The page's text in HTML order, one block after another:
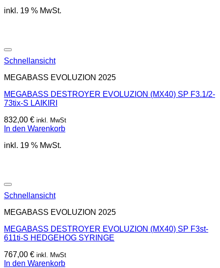
inkl. 19 % MwSt.
Schnellansicht
MEGABASS EVOLUZION 2025
MEGABASS DESTROYER EVOLUZION (MX40) SP F3.1/2-
73tix-S LAIKIRI
832,00 € inkl. MwSt
In den Warenkorb
inkl. 19 % MwSt.
Schnellansicht
MEGABASS EVOLUZION 2025
MEGABASS DESTROYER EVOLUZION (MX40) SP F3st-
611ti-S HEDGEHOG SYRINGE
767,00 € inkl. MwSt
In den Warenkorb